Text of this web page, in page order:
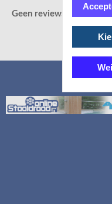
Geen reviews gevonden.